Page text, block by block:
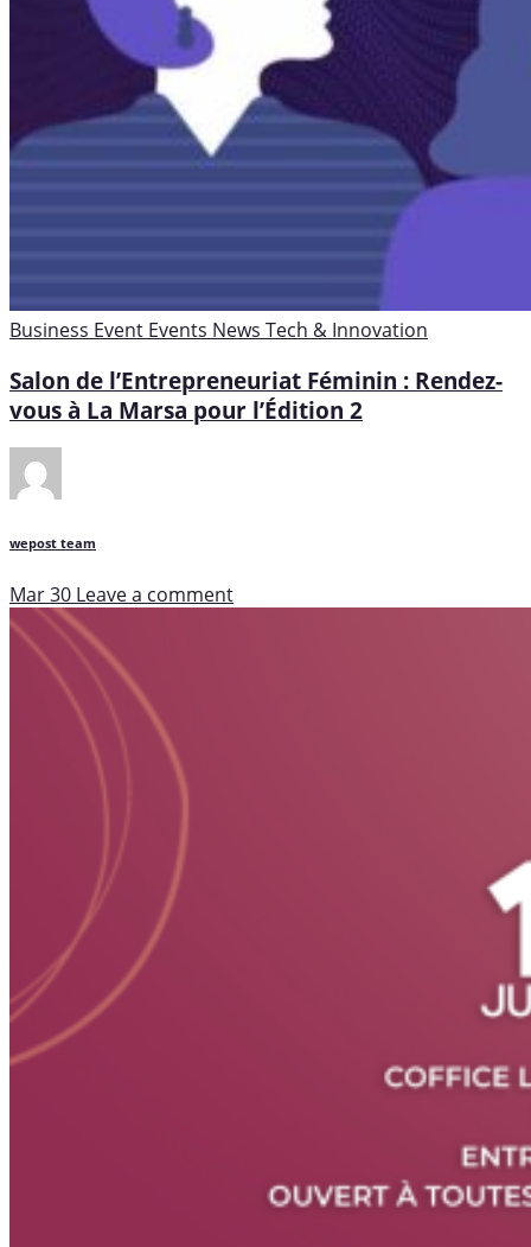
Business Event Events News Tech & Innovation
Salon de l’Entrepreneuriat Féminin : Rendez-
vous à La Marsa pour l’Édition 2
wepost team
Mar 30 Leave a comment